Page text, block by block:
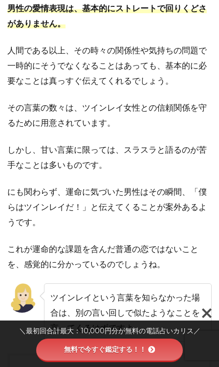
男性の愛情表現は、基本的にストレートで回りくどさ
がありません。
人間である以上、その時々の関係性や気持ちの問題で
一時的にそうでなくなることはあっても、基本的に必
要なことは真っすぐ伝えてくれるでしょう。
その言葉の数々は、ツインレイ女性との信頼関係を守
るために用意されています。
しかし、甘い言葉に限っては、スラスラと語るのが苦
手なことは多いものです。
にも関わらず、運命に気づいた男性はその瞬間、「僕
らはツインレイだ！」と伝えてくることが案外あるよ
うです。
これが運命的な課題を含んだ普通の恋ではないこと
を、感覚的に分かっているのでしょうね。
ツインレイという言葉を知らなかった場
合は、別の言い回しで似たようなことを
言ってくるはずですよ。
＼最初回合計最大：10,000円分が無料の電話占いカリス／
無料で今すぐ鑑定する！！